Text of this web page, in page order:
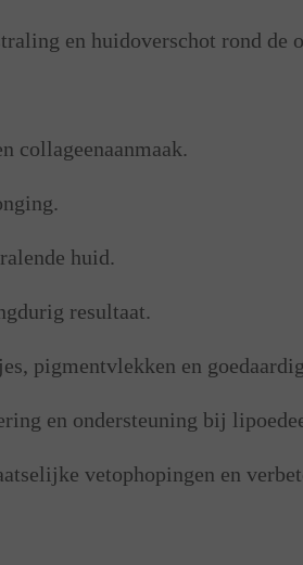
en huidoverschot rond de
collageenaanmaak.
huid.
resultaat.
pigmentvlekken en
en ondersteuning bij
vetophopingen en